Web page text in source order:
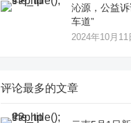
沁源，公益
车道”
2024年10月11
评论最多的文章